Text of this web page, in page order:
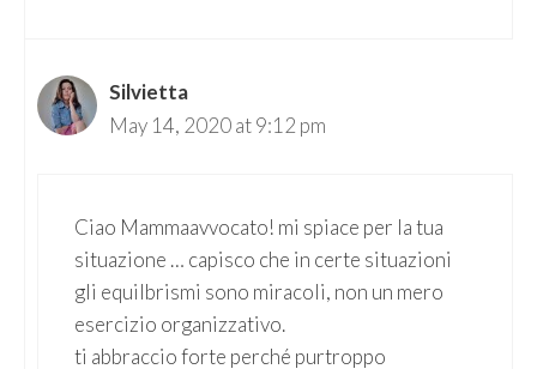
Silvietta
May 14, 2020 at 9:12 pm
Ciao Mammaavvocato! mi spiace per la tua
situazione … capisco che in certe situazioni
gli equilbrismi sono miracoli, non un mero
esercizio organizzativo.
ti abbraccio forte perché purtroppo